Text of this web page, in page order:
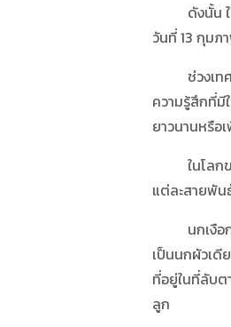
ดังนั้น ในปี
วันที่ 13 กุมภ
ช่วงเทศก
ความรู้สึกที่มี
ยาวนานหรือ
ในโลกขอ
แต่ละสายพัน
นกเงือก เ
เป็นนกผัวเดี
ที่อยู่ในที่ลับต
ลูก